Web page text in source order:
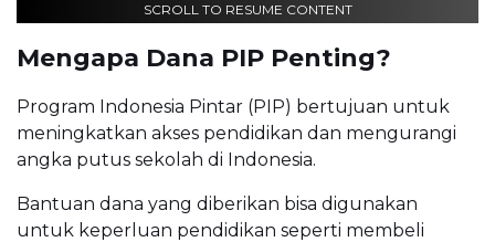
SCROLL TO RESUME CONTENT
Mengapa Dana PIP Penting?
Program Indonesia Pintar (PIP) bertujuan untuk
meningkatkan akses pendidikan dan mengurangi
angka putus sekolah di Indonesia.
Bantuan dana yang diberikan bisa digunakan
untuk keperluan pendidikan seperti membeli